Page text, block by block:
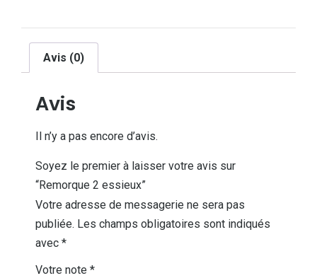
Avis (0)
Avis
Il n’y a pas encore d’avis.
Soyez le premier à laisser votre avis sur
“Remorque 2 essieux”
Votre adresse de messagerie ne sera pas
publiée. Les champs obligatoires sont indiqués
avec *
Votre note *